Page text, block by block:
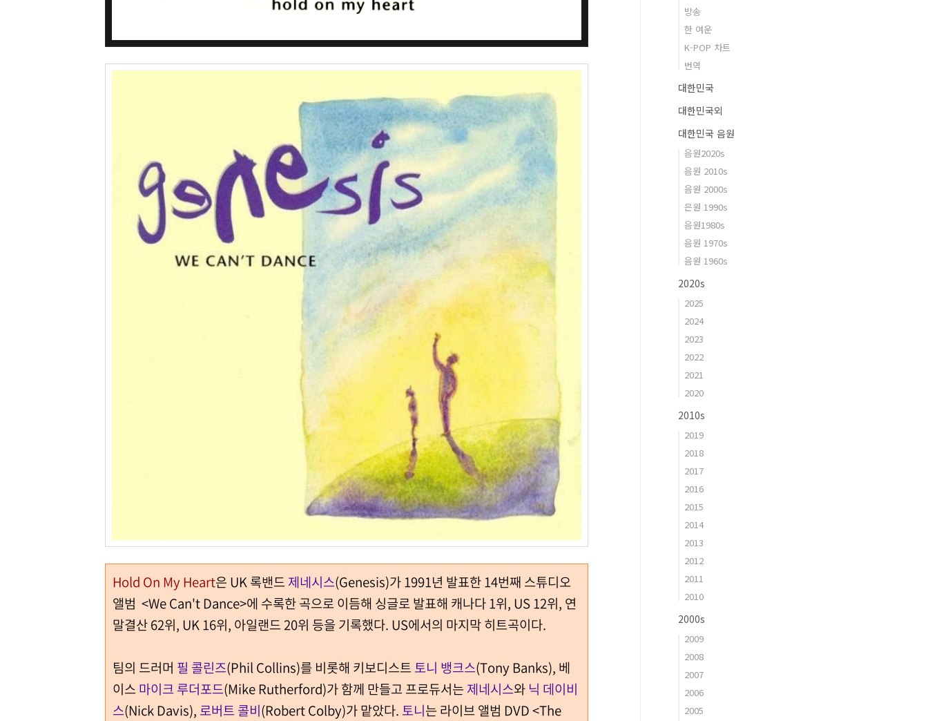
Hold On My Heart은 UK 록밴드제네시스(Genesis)가 1991년 발표한 14번째 스튜디오
앨범 <We Can't Dance>에 수록한 곡으로 이듬해 싱글로 발표해 캐나다 1위, US 12위, 연
말결산 62위, UK 16위, 아일랜드 20위 등을 기록했다. US에서의 마지막 히트곡이다.
팀의 드러머 필 콜린즈(Phil Collins)를 비롯해 키보디스트토니 뱅크스(Tony Banks), 베
이스마이크 루더포드(Mike Rutherford)가 함께 만들고 프로듀서는 제네시스와 닉 데이비
스(Nick Davis), 로버트 콜비(Robert Colby)가 맡았다. 토니는 라이브 앨범 DVD <The
방송
한 여운
K-POP 차트
번역
대한민국
대한민국외
대한민국 음원
음원2020s
음원 2010s
음원 2000s
은원 1990s
음원1980s
음원 1970s
음원 1960s
2020s
2025
2024
2023
2022
2021
2020
2010s
2019
2018
2017
2016
2015
2014
2013
2012
2011
2010
2000s
2009
2008
2007
2006
2005